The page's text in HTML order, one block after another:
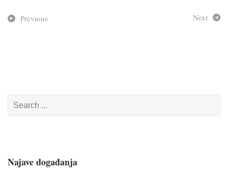
Previous Next
for:
Najave događanja